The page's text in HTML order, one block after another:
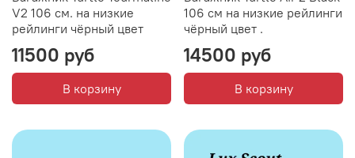
V2 106 см. на низкие
рейлинги чёрный цвет
11500 руб
В корзину
106 см на низкие рейлинги
чёрный цвет .
14500 руб
В корзину